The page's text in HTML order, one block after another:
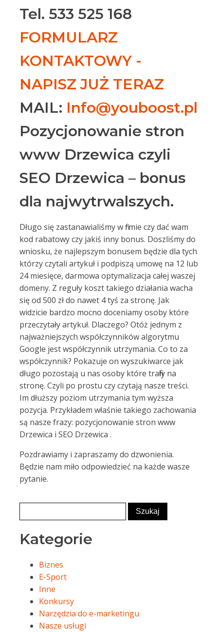
Tel. 533 525 168
FORMULARZ
KONTAKTOWY -
NAPISZ JUŻ TERAZ
MAIL: Info@youboost.pl
Pozycjonowanie stron
www Drzewica czyli
SEO Drzewica – bonus
dla najwytrwalszych.
Długo się zastanawialiśmy w firmie czy dać wam
kod rabatowy czy jakiś inny bonus. Doszliśmy do
wniosku, że najlepszym bonusem będzie dla tych
którzy czytali artykuł i podpiszą umowę na 12 lub
24 miesięce, darmowa optymalizacja całej waszej
domeny. Z reguły koszt takiego działania wacha
się od 500 zł do nawet 4 tyś za stronę. Jak
widzicie bardzo mocno doceniamy osoby które
przeczytały artykuł. Dlaczego? Otóż jednym z
najważniejszych współczynników algorytmu
Google jest współczynnik utrzymania. Co to za
współczynnik? Pokazuje on wyszukiwarce jak
długo pozostają u nas osoby które trafiły na
stronę. Czyli po prostu czy czytają nasze treści.
Im dłuższy poziom utrzymania tym wyższa
pozycja. Przykładem właśnie takiego zachowania
są nasze frazy: pozycjonowanie stron www
Drzewica i SEO Drzewica .
Pozdrawiamy i zapraszamy do dzwonienia.
Będzie nam miło odpowiedzieć na każde wasze
pytanie.
Kategorie
Biznes
E-Sport
Inne
Konkursy
Narzędzia do e-marketingu
Nasze usługi